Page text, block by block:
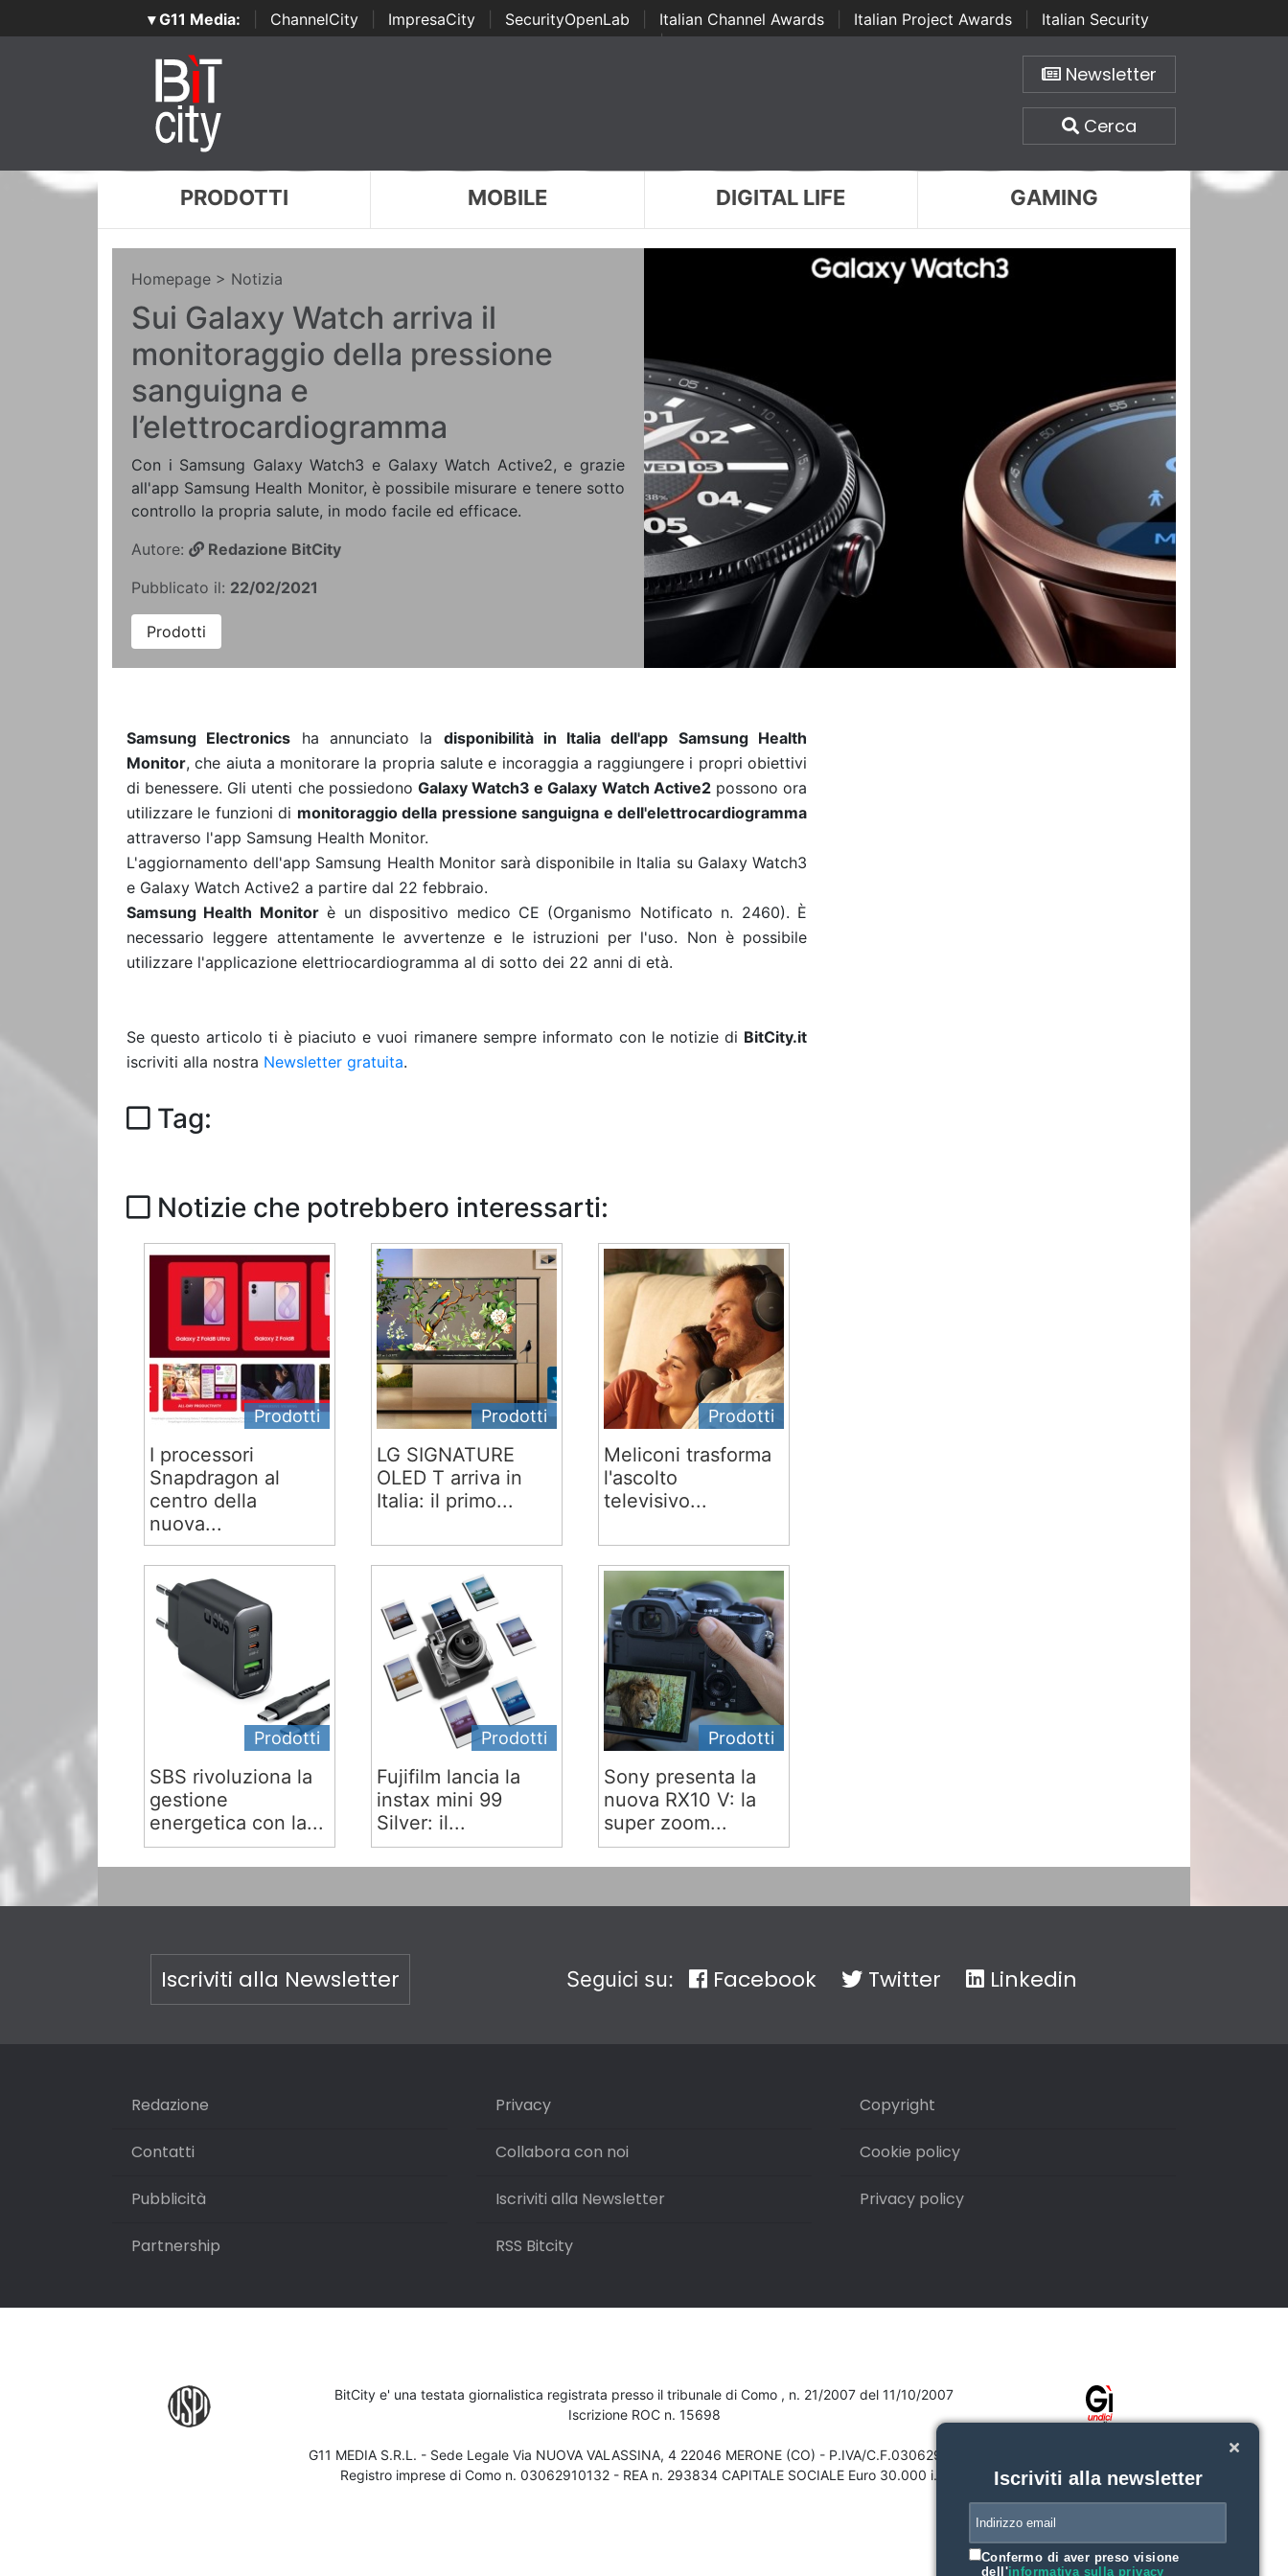
▾ G11 Media: ChannelCity ImpresaCity SecurityOpenLab Italian Channel Awards Italian Project Awards
Italian Security
Awards | ...
Newsletter
Cerca
PRODOTTI MOBILE DIGITAL LIFE GAMING
Homepage > Notizia
Sui Galaxy Watch arriva il
monitoraggio della pressione
sanguigna e
l’elettrocardiogramma
Con i Samsung Galaxy Watch3 e Galaxy Watch Active2, e grazie
all'app Samsung Health Monitor, è possibile misurare e tenere sotto
controllo la propria salute, in modo facile ed efficace.
Autore:
Redazione BitCity
Pubblicato il: 22/02/2021
Prodotti
Samsung Electronics ha annunciato la disponibilità in Italia dell'app Samsung Health
Monitor, che aiuta a monitorare la propria salute e incoraggia a raggiungere i propri obiettivi
di benessere. Gli utenti che possiedono Galaxy Watch3 e Galaxy Watch Active2possono ora
utilizzare le funzioni di monitoraggio della pressione sanguigna e dell'elettrocardiogramma
attraverso l'app Samsung Health Monitor.
L'aggiornamento dell'app Samsung Health Monitor sarà disponibile in Italia su Galaxy Watch3
e Galaxy Watch Active2 a partire dal 22 febbraio.
Samsung Health Monitorè un dispositivo medico CE (Organismo Notificato n. 2460). È
necessario leggere attentamente le avvertenze e le istruzioni per l'uso. Non è possibile
utilizzare l'applicazione elettriocardiogramma al di sotto dei 22 anni di età.
Se questo articolo ti è piaciuto e vuoi rimanere sempre informato con le notizie di BitCity.it
iscriviti alla nostra Newsletter gratuita.
Tag:
Notizie che potrebbero interessarti:
Prodotti
I processori
Snapdragon al
centro della
nuova...
Prodotti
LG SIGNATURE
OLED T arriva in
Italia: il primo...
Prodotti
Meliconi trasforma
l'ascolto
televisivo...
Prodotti
SBS rivoluziona la
gestione
energetica con la...
Prodotti
Fujifilm lancia la
instax mini 99
Silver: il...
Prodotti
Sony presenta la
nuova RX10 V: la
super zoom...
Iscriviti alla Newsletter Seguici su: Facebook Twitter Linkedin
Redazione
Contatti
Pubblicità
Partnership
Privacy
Collabora con noi
Iscriviti alla Newsletter
RSS Bitcity
Copyright
Cookie policy
Privacy policy
BitCity e' una testata giornalistica registrata presso il tribunale di Como , n. 21/2007 del 11/10/2007
Iscrizione ROC n. 15698
G11 MEDIA S.R.L. - Sede Legale Via NUOVA VALASSINA, 4 22046 MERONE (CO) - P.IVA/C.F.03062910132
Registro imprese di Como n. 03062910132 - REA n. 293834 CAPITALE SOCIALE Euro 30.000 i.v.
Iscriviti alla newsletter
Confermo di aver preso visione
dell'informativa sulla privacy